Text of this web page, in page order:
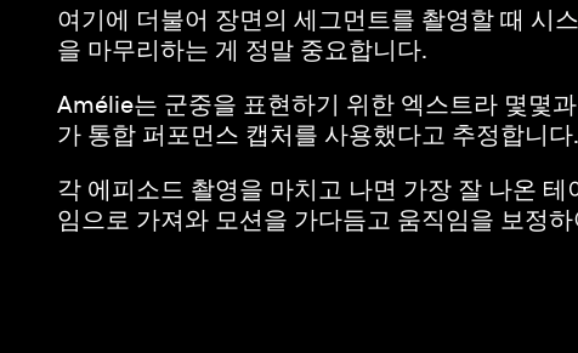
여기에 더불어 장면의 세그먼트를 촬영할 때 시
을 마무리하는 게 정말 중요합니다.
Amélie는 군중을 표현하기 위한 엑스트라 몇몇
가 통합 퍼포먼스 캡처를 사용했다고 추정합니다.
각 에피소드 촬영을 마치고 나면 가장 잘 나온
임으로 가져와 모션을 가다듬고 움직임을 보정